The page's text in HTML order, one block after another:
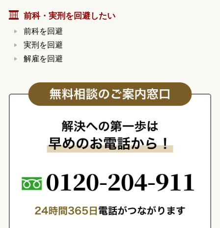
前科・実刑を回避したい
前科を回避
実刑を回避
解雇を回避